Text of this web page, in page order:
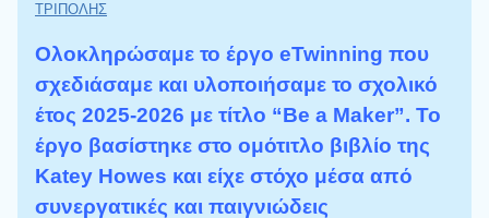
ΤΡΙΠΟΛΗΣ
Ολοκληρώσαμε το έργο eTwinning που
σχεδιάσαμε και υλοποιήσαμε το σχολικό
έτος 2025-2026 με τίτλο “Be a Maker”. Το
έργο βασίστηκε στο ομότιτλο βιβλίο της
Κatey Howes και είχε στόχο μέσα από
συνεργατικές και παιγνιώδεις